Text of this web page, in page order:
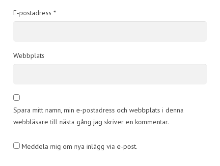
E-postadress *
Webbplats
Spara mitt namn, min e-postadress och webbplats i denna
webbläsare till nästa gång jag skriver en kommentar.
Meddela mig om nya inlägg via e-post.